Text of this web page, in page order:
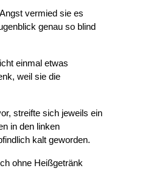
vermied sie es
genau so blind
einmal etwas
weil sie die
streifte sich jeweils ein
in den linken
kalt geworden.
ohne Heißgetränk